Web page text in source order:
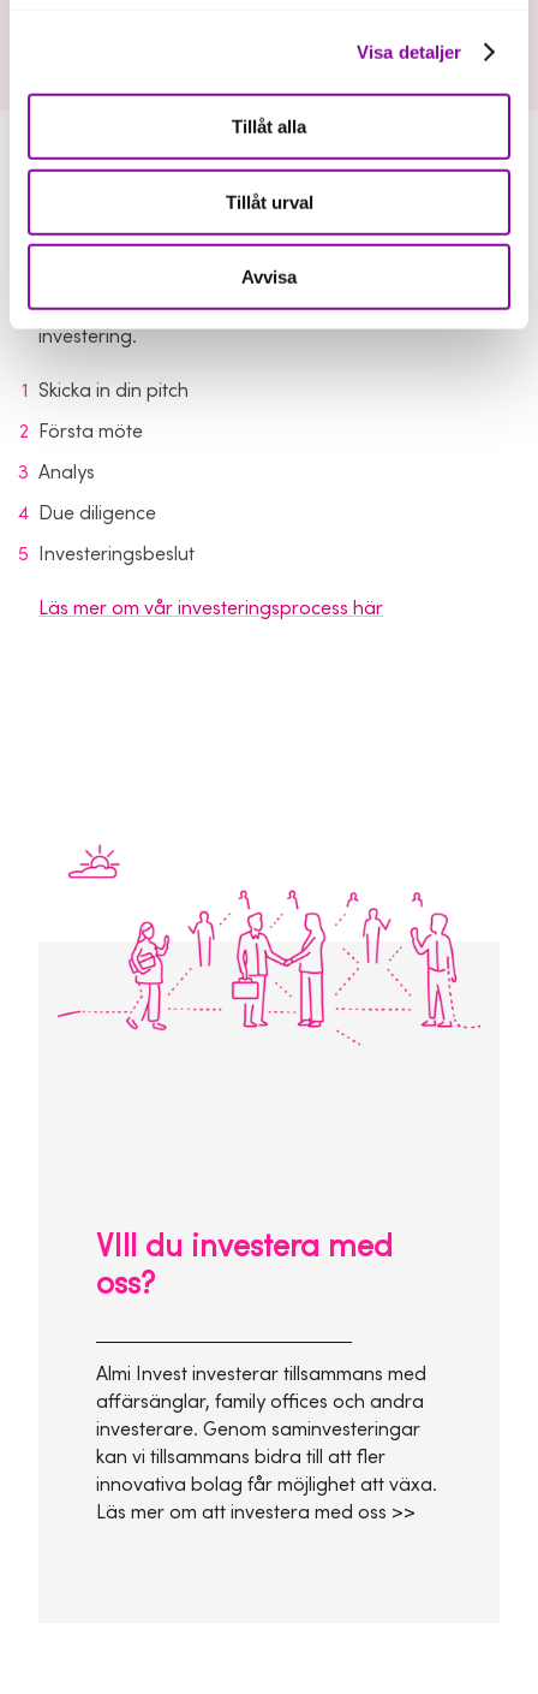
Visa detaljer
Tillåt alla
Tillåt urval
Avvisa
Från pitch till investerning
Vår investeringsprocess hjälper oss att lära känna
bolaget, teamet och tillväxtpotentialen. Här är de
viktigaste stegen på vägen från första kontakt till
investering.
Skicka in din pitch
Första möte
Analys
Due diligence
Investeringsbeslut
Läs mer om vår investeringsprocess här
VIll du investera med
oss?
Almi Invest investerar tillsammans med
affärsänglar, family offices och andra
investerare. Genom saminvesteringar
kan vi tillsammans bidra till att fler
innovativa bolag får möjlighet att växa.
Läs mer om att investera med oss >>